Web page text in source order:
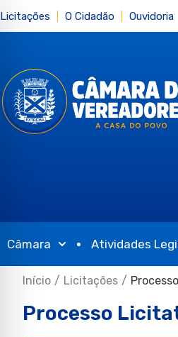
Licitações O Cidadão Ouvidoria
Câmara Atividades
Início / Licitações /
Processo